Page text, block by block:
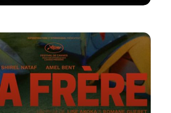
Réalisé par Anthony Dechaux
Voir la fiche du film